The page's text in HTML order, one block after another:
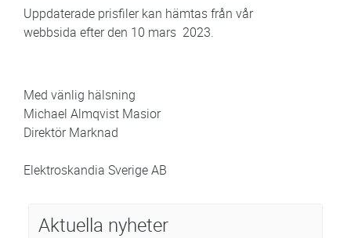
Uppdaterade prisfiler kan hämtas från vår
webbsida efter den 10 mars 2023.
Med vänlig hälsning
Michael Almqvist Masior
Direktör Marknad
Elektroskandia Sverige AB
Aktuella nyheter